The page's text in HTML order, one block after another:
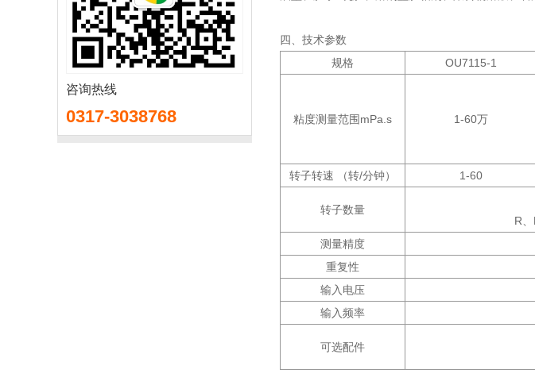
咨询热线
0317-3038768
四、技术参数
规格
OU7115-1
粘度测量范围mPa.s 1-60万
转子转速 （转/分钟） 1-60
转子数量
R
测量精度
重复性
输入电压
输入频率
可选配件